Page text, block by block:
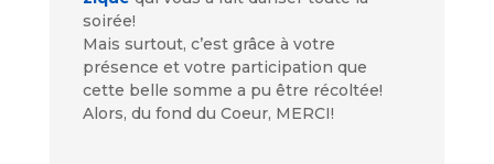
soirée!
Mais surtout, c’est grâce à votre
présence et votre participation que
cette belle somme a pu être récoltée!
Alors, du fond du Coeur, MERCI!